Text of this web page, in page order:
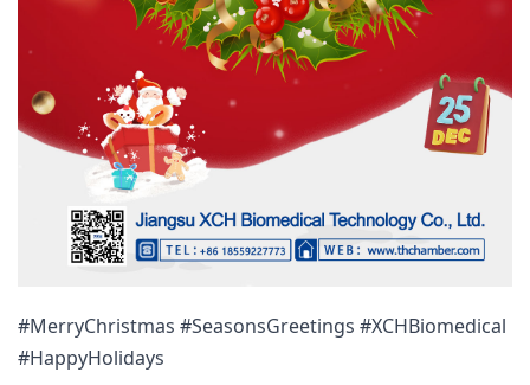
#MerryChristmas #SeasonsGreetings #XCHBiomedical
#HappyHolidays